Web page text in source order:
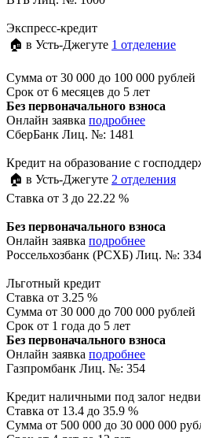
Экспресс-кредит
🏠 в Усть-Джегуте 1 отделение
Сумма от 30 000 до 100 000 рублей
Срок от 6 месяцев до 5 лет
Без первоначального взноса
Онлайн заявка подробнее
СберБанк Лиц. №: 1481
Кредит на образование с
🏠 в Усть-Джегуте 2 отделения
Ставка от 3 до 22.22 %
Без первоначального взноса
Онлайн заявка подробнее
Россельхозбанк (РСХБ) Лиц. №:
Льготный кредит
Ставка от 3.25 %
Сумма от 30 000 до 700 000 рублей
Срок от 1 года до 5 лет
Без первоначального взноса
Онлайн заявка подробнее
Газпромбанк Лиц. №: 354
Кредит наличными под залог
Ставка от 13.4 до 35.9 %
Сумма от 500 000 до 30 000 000